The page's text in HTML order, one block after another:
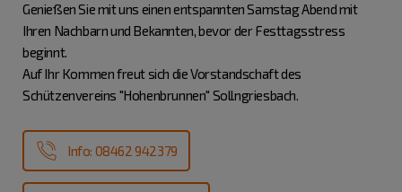
Genießen Sie mit uns einen entspannten Samstag Abend mit
Ihren Nachbarn und Bekannten, bevor der Festtagsstress
beginnt.
Auf Ihr Kommen freut sich die Vorstandschaft des
Schützenvereins "Hohenbrunnen" Sollngriesbach.
Info: 08462 942379